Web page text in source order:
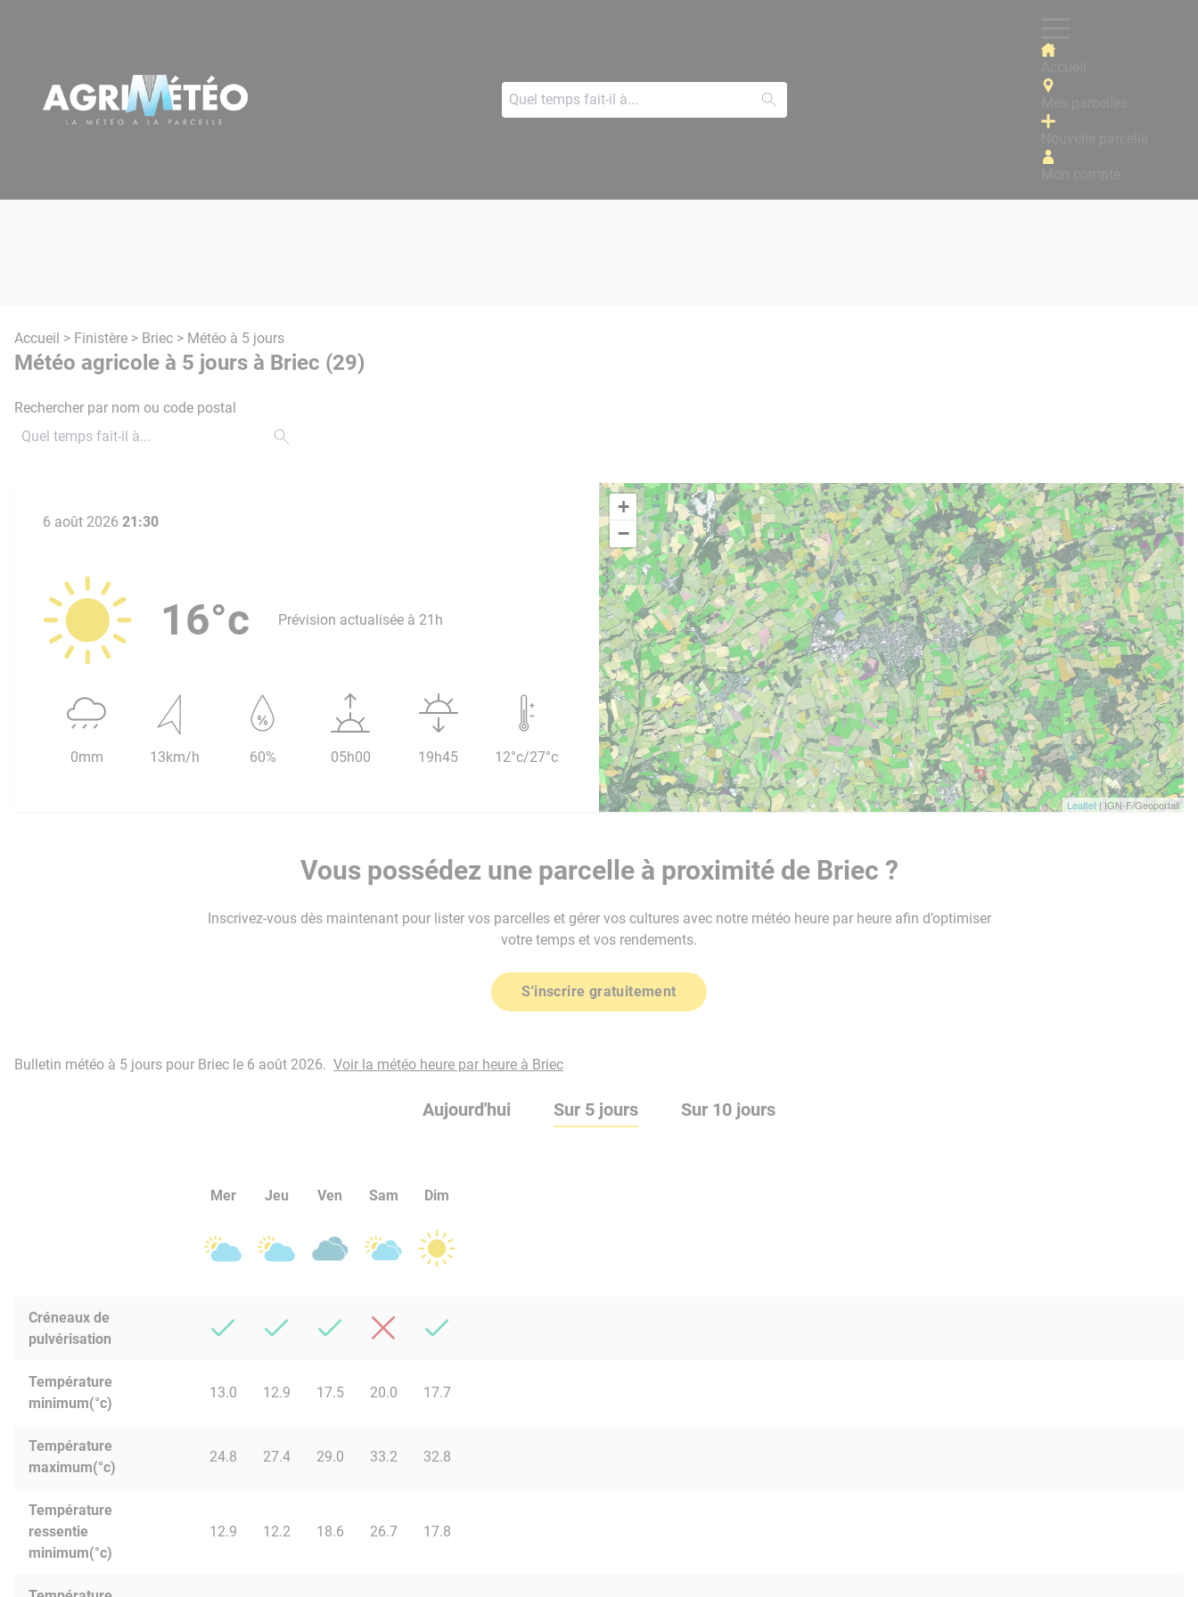
Accueil > Finistère > Briec > Météo à 5 jours
Météo agricole à 5 jours à Briec (29)
Rechercher par nom ou code postal
+
−
Leaflet | IGN-F/Geoportail
6 août 2026 21:30
16°c Prévision actualisée à 21h
0mm 13km/h 60% 05h00 19h45 12°c/27°c
Vous possédez une parcelle à proximité de Briec ?
Inscrivez-vous dès maintenant pour lister vos parcelles et gérer vos cultures avec notre météo heure par heure afin d’optimiser
votre temps et vos rendements.
S'inscrire gratuitement
Bulletin météo à 5 jours pour Briec le 6 août 2026. Voir la météo heure par heure à Briec
Aujourd'hui Sur 5 jours Sur 10 jours
Mer Jeu Ven Sam Dim
Créneaux de
pulvérisation
Température
minimum(°c)
13.0 12.9 17.5 20.0 17.7
Température
maximum(°c)
24.8 27.4 29.0 33.2 32.8
Température
ressentie
minimum(°c)
12.9 12.2 18.6 26.7 17.8